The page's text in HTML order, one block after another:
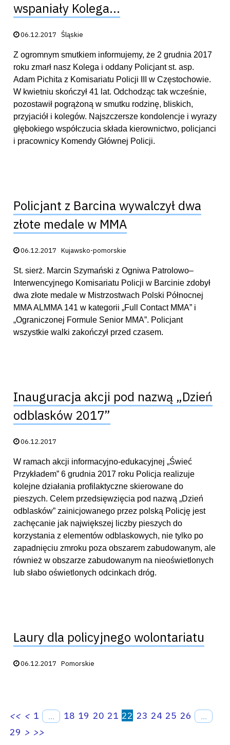
wspaniały Kolega...
Data publikacji:
06.12.2017 Śląskie
Z ogromnym smutkiem informujemy, że 2 grudnia 2017
roku zmarł nasz Kolega i oddany Policjant st. asp.
Adam Pichita z Komisariatu Policji III w Częstochowie.
W kwietniu skończył 41 lat. Odchodząc tak wcześnie,
pozostawił pogrążoną w smutku rodzinę, bliskich,
przyjaciół i kolegów. Najszczersze kondolencje i wyrazy
głębokiego współczucia składa kierownictwo, policjanci
i pracownicy Komendy Głównej Policji.
Policjant z Barcina wywalczył dwa
złote medale w MMA
Data publikacji:
06.12.2017 Kujawsko-pomorskie
St. sierż. Marcin Szymański z Ogniwa Patrolowo–
Interwencyjnego Komisariatu Policji w Barcinie zdobył
dwa złote medale w Mistrzostwach Polski Północnej
MMA ALMMA 141 w kategorii „Full Contact MMA” i
„Ograniczonej Formule Senior MMA”. Policjant
wszystkie walki zakończył przed czasem.
Inauguracja akcji pod nazwą „Dzień
odblasków 2017”
Data publikacji:
06.12.2017
W ramach akcji informacyjno-edukacyjnej „Świeć
Przykładem” 6 grudnia 2017 roku Policja realizuje
kolejne działania profilaktyczne skierowane do
pieszych. Celem przedsięwzięcia pod nazwą „Dzień
odblasków” zainicjowanego przez polską Policję jest
zachęcanie jak największej liczby pieszych do
korzystania z elementów odblaskowych, nie tylko po
zapadnięciu zmroku poza obszarem zabudowanym, ale
również w obszarze zabudowanym na nieoświetlonych
lub słabo oświetlonych odcinkach dróg.
Laury dla policyjnego wolontariatu
Data publikacji:
06.12.2017 Pomorskie
<< < 1 ... 18 19 20 21 22 23 24 25 26
...
29 > >>